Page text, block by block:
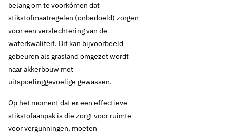
belang om te voorkómen dat
stikstofmaatregelen (onbedoeld) zorgen
voor een verslechtering van de
waterkwaliteit. Dit kan bijvoorbeeld
gebeuren als grasland omgezet wordt
naar akkerbouw met
uitspoelinggevoelige gewassen.
Op het moment dat er een effectieve
stikstofaanpak is die zorgt voor ruimte
voor vergunningen, moeten